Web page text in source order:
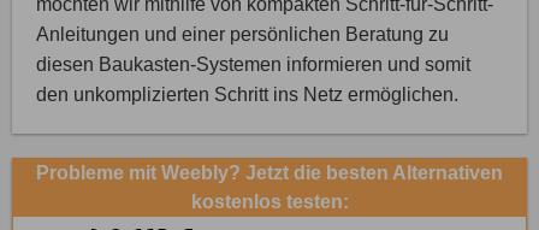
Anleitungen und einer persönlichen Beratung zu
diesen Baukasten-Systemen informieren und somit
den unkomplizierten Schritt ins Netz ermöglichen.
Probleme mit Weebly? Jetzt die besten Alternativen
kostenlos testen: